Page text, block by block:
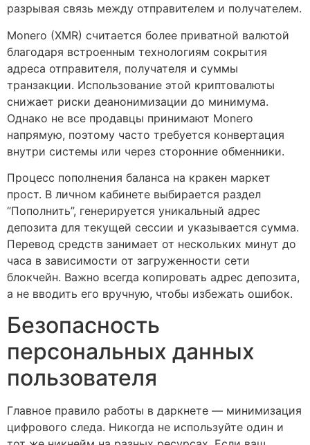
разрывая связь между отправителем и получателем.
Monero (XMR) считается более приватной валютой
благодаря встроенным технологиям сокрытия
адреса отправителя, получателя и суммы
транзакции. Использование этой криптовалюты
снижает риски деанонимизации до минимума.
Однако не все продавцы принимают Monero
напрямую, поэтому часто требуется конвертация
внутри системы или через сторонние обменники.
Процесс пополнения баланса на кракен маркет
прост. В личном кабинете выбирается раздел
“Пополнить”, генерируется уникальный адрес
депозита для текущей сессии и указывается сумма.
Перевод средств занимает от нескольких минут до
часа в зависимости от загруженности сети
блокчейн. Важно всегда копировать адрес депозита,
а не вводить его вручную, чтобы избежать ошибок.
Безопасность
персональных данных
пользователя
Главное правило работы в даркнете — минимизация
цифрового следа. Никогда не используйте один и